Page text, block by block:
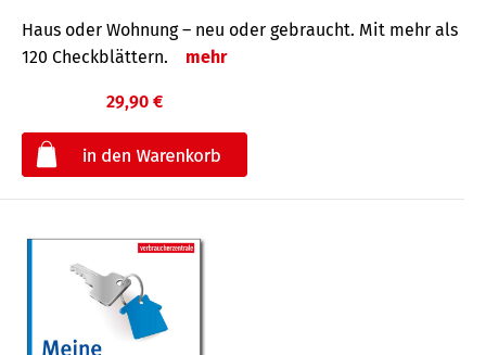
Haus oder Wohnung – neu oder gebraucht. Mit mehr als
120 Check­blättern.
mehr
29,90 €